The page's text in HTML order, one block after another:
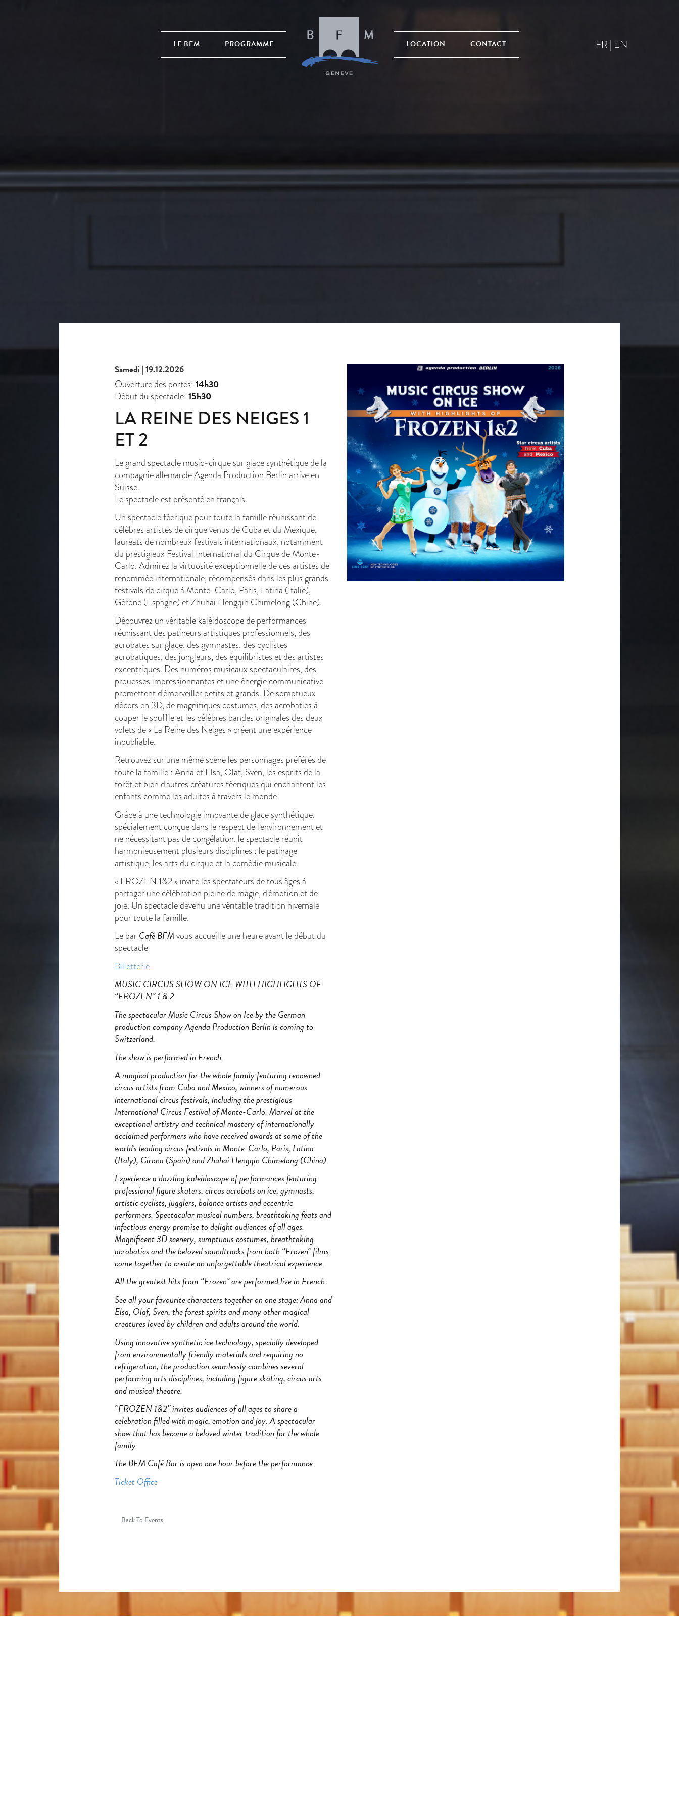
LE BFM PROGRAMME LOCATION CONTACT FR | EN
Samedi | 19.12.2026
Ouverture des portes: 14h30
Début du spectacle: 15h30
LA REINE DES NEIGES 1
ET 2
Le grand spectacle music-cirque sur glace synthétique de la
compagnie allemande Agenda Production Berlin arrive en
Suisse.
Le spectacle est présenté en français.
Un spectacle féerique pour toute la famille réunissant de
célèbres artistes de cirque venus de Cuba et du Mexique,
lauréats de nombreux festivals internationaux, notamment
du prestigieux Festival International du Cirque de Monte-
Carlo. Admirez la virtuosité exceptionnelle de ces artistes de
renommée internationale, récompensés dans les plus grands
festivals de cirque à Monte-Carlo, Paris, Latina (Italie),
Gérone (Espagne) et Zhuhai Hengqin Chimelong (Chine).
Découvrez un véritable kaléidoscope de performances
réunissant des patineurs artistiques professionnels, des
acrobates sur glace, des gymnastes, des cyclistes
acrobatiques, des jongleurs, des équilibristes et des artistes
excentriques. Des numéros musicaux spectaculaires, des
prouesses impressionnantes et une énergie communicative
promettent d'émerveiller petits et grands. De somptueux
décors en 3D, de magnifiques costumes, des acrobaties à
couper le souffle et les célèbres bandes originales des deux
volets de « La Reine des Neiges » créent une expérience
inoubliable.
Retrouvez sur une même scène les personnages préférés de
toute la famille : Anna et Elsa, Olaf, Sven, les esprits de la
forêt et bien d'autres créatures féeriques qui enchantent les
enfants comme les adultes à travers le monde.
Grâce à une technologie innovante de glace synthétique,
spécialement conçue dans le respect de l'environnement et
ne nécessitant pas de congélation, le spectacle réunit
harmonieusement plusieurs disciplines : le patinage
artistique, les arts du cirque et la comédie musicale.
« FROZEN 1&2 » invite les spectateurs de tous âges à
partager une célébration pleine de magie, d'émotion et de
joie. Un spectacle devenu une véritable tradition hivernale
pour toute la famille.
Le bar Café BFM vous accueille une heure avant le début du
spectacle
Billetterie
MUSIC CIRCUS SHOW ON ICE WITH HIGHLIGHTS OF
“FROZEN” 1 & 2
The spectacular Music Circus Show on Ice by the German
production company Agenda Production Berlin is coming to
Switzerland.
The show is performed in French.
A magical production for the whole family featuring renowned
circus artists from Cuba and Mexico, winners of numerous
international circus festivals, including the prestigious
International Circus Festival of Monte-Carlo. Marvel at the
exceptional artistry and technical mastery of internationally
acclaimed performers who have received awards at some of the
world's leading circus festivals in Monte-Carlo, Paris, Latina
(Italy), Girona (Spain) and Zhuhai Hengqin Chimelong (China).
Experience a dazzling kaleidoscope of performances featuring
professional figure skaters, circus acrobats on ice, gymnasts,
artistic cyclists, jugglers, balance artists and eccentric
performers. Spectacular musical numbers, breathtaking feats and
infectious energy promise to delight audiences of all ages.
Magnificent 3D scenery, sumptuous costumes, breathtaking
acrobatics and the beloved soundtracks from both “Frozen” films
come together to create an unforgettable theatrical experience.
All the greatest hits from “Frozen” are performed live in French.
See all your favourite characters together on one stage: Anna and
Elsa, Olaf, Sven, the forest spirits and many other magical
creatures loved by children and adults around the world.
Using innovative synthetic ice technology, specially developed
from environmentally friendly materials and requiring no
refrigeration, the production seamlessly combines several
performing arts disciplines, including figure skating, circus arts
and musical theatre.
“FROZEN 1&2” invites audiences of all ages to share a
celebration filled with magic, emotion and joy. A spectacular
show that has become a beloved winter tradition for the whole
family.
The BFM Café Bar is open one hour before the performance.
Ticket Office
Back To Events